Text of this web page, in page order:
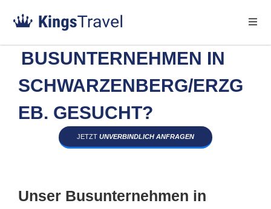
BUSUNTERNEHMEN IN
SCHWARZENBERG/ERZG
EB. GESUCHT?
JETZT UNVERBINDLICH ANFRAGEN
Unser Busunternehmen in